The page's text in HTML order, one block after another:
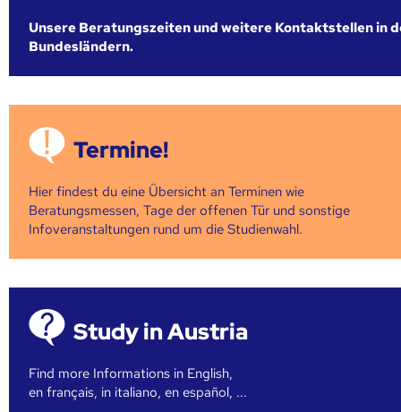
Unsere Beratungszeiten und weitere Kontaktstellen in
Bundesländern.
Termine!
Hier findest du eine Übersicht an Terminen wie
Beratungsmessen, Tage der offenen Tür und sonstige
Infoveranstaltungen rund um die Studienwahl.
Study in Austria
Find more Informations in English,
en français, in italiano, en español, ...